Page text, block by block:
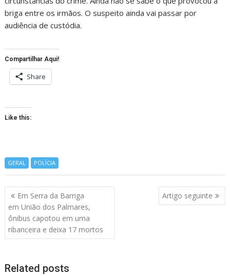
briga entre os irmãos. O suspeito ainda vai passar por
audiência de custódia.
Compartilhar Aqui!
Share
Like this:
GERAL POLÍCIA
Navegação
de
artigos
Em Serra da Barriga
em União dos Palmares,
ônibus capotou em uma
ribanceira e deixa 17 mortos
Artigo seguinte
Related posts